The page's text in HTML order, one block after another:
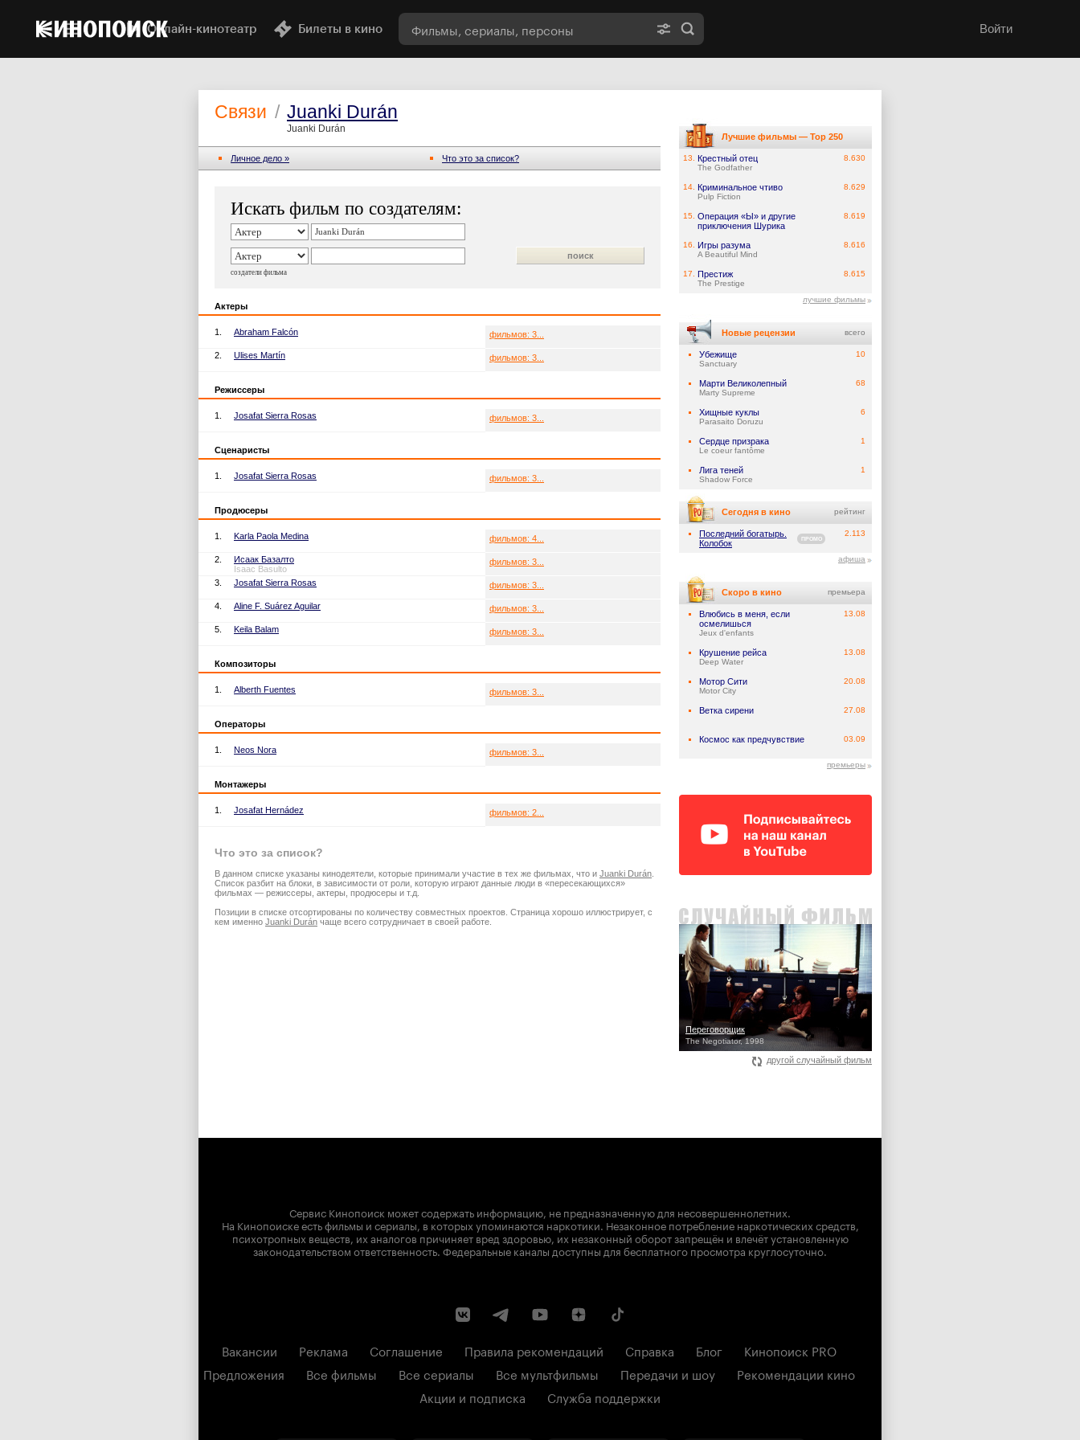
Онлайн-кинотеатр Билеты в кино Войти
Связи / Juanki Durán
Juanki Durán
Личное дело » Что это за список?
Искать фильм по создателям:
создатели фильма
Актеры
1. Abraham Falcón фильмов: 3...
2. Ulises Martín фильмов: 3...
Режиссеры
1. Josafat Sierra Rosas фильмов: 3...
Сценаристы
1. Josafat Sierra Rosas фильмов: 3...
Продюсеры
1. Karla Paola Medina фильмов: 4...
2.
Исаак Базалто
Isaac Basulto
фильмов: 3...
3. Josafat Sierra Rosas фильмов: 3...
4. Aline F. Suárez Aguilar фильмов: 3...
5. Keila Balam фильмов: 3...
Композиторы
1. Alberth Fuentes фильмов: 3...
Операторы
1. Neos Nora фильмов: 3...
Монтажеры
1. Josafat Hernádez фильмов: 2...
Что это за список?
В данном списке указаны кинодеятели, которые принимали участие в тех же фильмах, что и Juanki Durán
Список разбит на блоки, в зависимости от роли, которую играют данные люди в «пересекающихся»
фильмах — режиссеры, актеры, продюсеры и т.д.
Позиции в списке отсортированы по количеству совместных проектов. Страница хорошо иллюстрирует, с
кем именно Juanki Durán чаще всего сотрудничает в своей работе.
Лучшие фильмы — Top 250
13. Крестный отец
The Godfather
8.630
14. Криминальное чтиво
Pulp Fiction
8.629
15. Операция «Ы» и другие
приключения Шурика
8.619
16. Игры разума
A Beautiful Mind
8.616
17. Престиж
The Prestige
8.615
лучшие фильмы
Новые рецензии всего
Убежище
Sanctuary
10
Марти Великолепный
Marty Supreme
68
Хищные куклы
Parasaito Doruzu
6
Сердце призрака
Le coeur fantôme
1
Лига теней
Shadow Force
1
Сегодня в кино рейтинг
Последний богатырь.
Колобок
ПРОМО
2.113
афиша
Скоро в кино премьера
Влюбись в меня, если
осмелишься
Jeux d'enfants
13.08
Крушение рейса
Deep Water
13.08
Мотор Сити
Motor City
20.08
Ветка сирени 27.08
Космос как предчувствие 03.09
премьеры
Переговорщик
The Negotiator, 1998
другой случайный фильм
Сервис Кинопоиск может содержать информацию, не предназначенную для несовершеннолетних.
На Кинопоиске есть фильмы и сериалы, в которых упоминаются наркотики. Незаконное потребление наркотических средств,
психотропных веществ, их аналогов причиняет вред здоровью, их незаконный оборот запрещён и влечёт установленную
законодательством ответственность. Федеральные каналы доступны для бесплатного просмотра круглосуточно.
Вакансии Реклама Соглашение Правила рекомендаций Справка Блог
Кинопоиск PRO
Предложения
Все фильмы Все сериалы Все мультфильмы Передачи и шоу
Рекомендации кино
Акции и подписка
Служба поддержки